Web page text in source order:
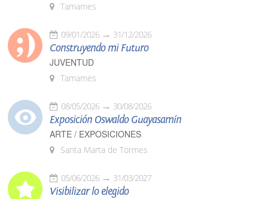
Tamames
09/01/2026 31/12/2026
Construyendo mi Futuro
JUVENTUD
Tamames
08/05/2026 30/08/2026
Exposición Oswaldo Guayasamín
ARTE / EXPOSICIONES
Santa Marta de Tormes
05/06/2026 31/03/2027
Visibilizar lo elegido